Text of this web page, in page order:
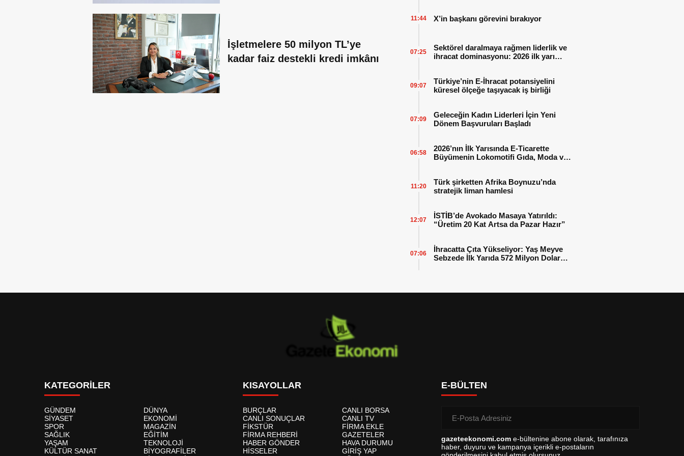
İşletmelere 50 milyon TL’ye
kadar faiz destekli kredi imkânı
X’in başkanı görevini bırakıyor
11:44
Sektörel daralmaya rağmen liderlik ve
ihracat dominasyonu: 2026 ilk yarı
07:25
Türkiye’nin E-İhracat potansiyelini
küresel ölçeğe taşıyacak iş birliği
09:07
Geleceğin Kadın Liderleri İçin Yeni
Dönem Başvuruları Başladı
07:09
2026’nın İlk Yarısında E-Ticarette
Büyümenin Lokomotifi Gıda, Moda ve
06:58
Türk şirketten Afrika Boynuzu’nda
stratejik liman hamlesi
11:20
İSTİB’de Avokado Masaya Yatırıldı:
“Üretim 20 Kat Artsa da Pazar Hazır”
12:07
İhracatta Çıta Yükseliyor: Yaş Meyve
Sebzede İlk Yarıda 572 Milyon Dolar
07:06
KATEGORİLER
GÜNDEM
DÜNYA
SİYASET
EKONOMİ
SPOR
MAGAZİN
SAĞLIK
EĞİTİM
YAŞAM
TEKNOLOJİ
KÜLTÜR SANAT
BİYOGRAFİLER
KISAYOLLAR
BURÇLAR
CANLI BORSA
CANLI SONUÇLAR
CANLI TV
FİKSTÜR
FİRMA EKLE
FİRMA REHBERİ
GAZETELER
HABER GÖNDER
HAVA DURUMU
HİSSELER
GİRİŞ YAP
E-BÜLTEN
gazeteekonomi.com e-bültenine abone olarak, tarafınıza
haber, duyuru ve kampanya içerikli e-postaların